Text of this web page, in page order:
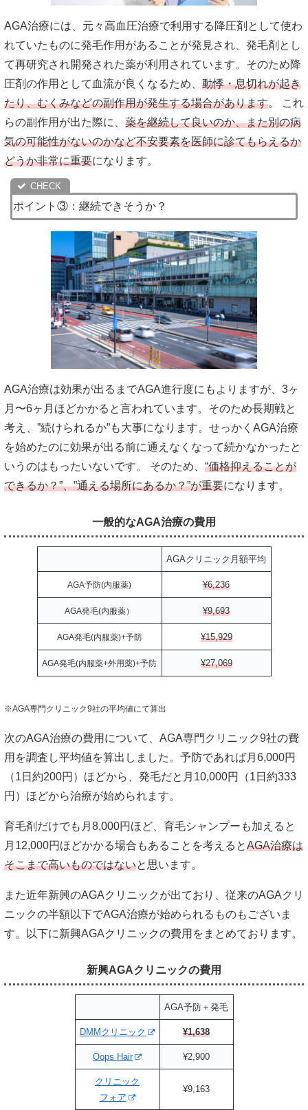
AGA治療には、元々高血圧治療で利用する降圧剤として使わ
れていたものに発毛作用があることが発見され、発毛剤とし
て再研究され開発された薬が利用されています。そのため降
圧剤の作用として血流が良くなるため、 動悸・息切れが起き
たり、むくみなどの副作用が発生する場合があります。 これ
らの副作用が出た際に、 薬を継続して良いのか、また別の病
気の可能性がないのかなど不安要素を医師に診てもらえるか
どうか非常に重要になります。
ポイント③：継続できそうか？
AGA治療は効果が出るまでAGA進行度にもよりますが、3ヶ
月〜6ヶ月ほどかかると言われています。そのため長期戦と
考え、”続けられるか”も大事になります。せっかくAGA治療
を始めたのに効果が出る前に通えなくなって続かなかったと
いうのはもったいないです。 そのため、 “価格抑えることが
できるか？”、”通える場所にあるか？”が重要になります。
一般的なAGA治療の費用
AGAクリニック月額平均
AGA予防(内服薬) ¥6,236
AGA発毛(内服薬） ¥9,693
AGA発毛(内服薬)+予防 ¥15,929
AGA発毛(内服薬+外用薬)+予防 ¥27,069
※AGA専門クリニック9社の平均値にて算出
次のAGA治療の費用について、AGA専門クリニック9社の費
用を調査し平均値を算出しました。予防であれば月6,000円
（1日約200円）ほどから、発毛だと月10,000円（1日約333
円）ほどから治療が始められます。
育毛剤だけでも月8,000円ほど、育毛シャンプーも加えると
月12,000円ほどかかる場合もあることを考えるとAGA治療は
そこまで高いものではないと思います。
また近年新興のAGAクリニックが出ており、従来のAGAクリ
ニックの半額以下でAGA治療が始められるものもございま
す。以下に新興AGAクリニックの費用をまとめております。
新興AGAクリニックの費用
AGA予防＋発毛
DMMクリニック ¥1,638
Oops Hair ¥2,900
クリニック
フォア
¥9,163